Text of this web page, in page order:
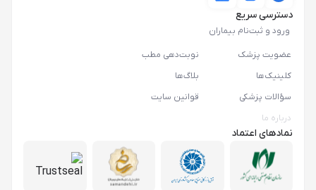
دسترسی سریع
ورود و ثبت‌نام بیماران
عضویت پزشک
نوبت‌دهی مطب
کلینیک‌ها
بلاگ‌ها
سؤالات پزشکی
قوانین سایت
درباره ما
نمادهای اعتماد